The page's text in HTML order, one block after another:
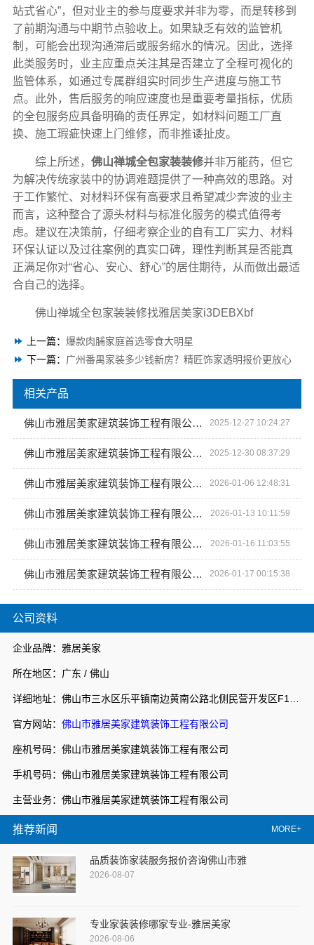
公司资料
企业品牌：雅居美家
所在地区：广东 / 佛山
官方网站： 佛山市雅居美家建筑装饰工程有限公司
座机号码：佛山市雅居美家建筑装饰工程有限公司
手机号码：佛山市雅居美家建筑装饰工程有限公司
主营业务：佛山市雅居美家建筑装饰工程有限公司
推荐新闻 MORE+
品质装饰家装服务报价咨询佛山市雅
2026-08-07
专业家装装修哪家专业-雅居美家
2026-08-06
站式省心”，但对业主的参与度要求并非为零，而是转移到
了前期沟通与中期节点验收上。如果缺乏有效的监管机
制，可能会出现沟通滞后或服务缩水的情况。因此，选择
此类服务时，业主应重点关注其是否建立了全程可视化的
监管体系，如通过专属群组实时同步生产进度与施工节
点。此外，售后服务的响应速度也是重要考量指标，优质
的全包服务应具备明确的责任界定，如材料问题工厂直
换、施工瑕疵快速上门维修，而非推诿扯皮。
综上所述， 佛山禅城全包家装装修并非万能药，但它
为解决传统家装中的协调难题提供了一种高效的思路。对
于工作繁忙、对材料环保有高要求且希望减少奔波的业主
而言，这种整合了源头材料与标准化服务的模式值得考
虑。建议在决策前，仔细考察企业的自有工厂实力、材料
环保认证以及过往案例的真实口碑，理性判断其是否能真
正满足你对“省心、安心、舒心”的居住期待，从而做出最适
合自己的选择。
佛山禅城全包家装装修找雅居美家i3DEBXbf
上一篇： 爆款肉脯家庭首选零食大明星
下一篇： 广州番禺家装多少钱新房？精匠饰家透明报价更放心
相关产品
佛山市雅居美家建筑装饰工程有限公司：全屋整装焕新生活 2025-12-27 10:24:27
佛山市雅居美家建筑装饰工程有限公司 全屋整装焕新家 2025-12-30 08:37:29
佛山市雅居美家建筑装饰工程有限公司 全屋定制美学实践者 2026-01-06 12:48:31
佛山市雅居美家建筑装饰工程有限公司 全屋定制新潮流 2026-01-13 10:11:59
佛山市雅居美家建筑装饰工程有限公司 全屋定制，让家更有温度 2026-01-16 11:03:55
佛山市雅居美家建筑装饰工程有限公司 全屋定制的时尚之选 2026-01-17 00:15:38